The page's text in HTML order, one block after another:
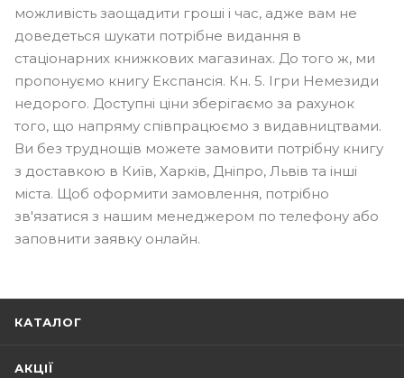
можливість заощадити гроші і час, адже вам не
доведеться шукати потрібне видання в
стаціонарних книжкових магазинах. До того ж, ми
пропонуємо книгу Експансія. Кн. 5. Ігри Немезиди
недорого. Доступні ціни зберігаємо за рахунок
того, що напряму співпрацюємо з видавництвами.
Ви без труднощів можете замовити потрібну книгу
з доставкою в Київ, Харків, Дніпро, Львів та інші
міста. Щоб оформити замовлення, потрібно
зв'язатися з нашим менеджером по телефону або
заповнити заявку онлайн.
КАТАЛОГ
АКЦІЇ